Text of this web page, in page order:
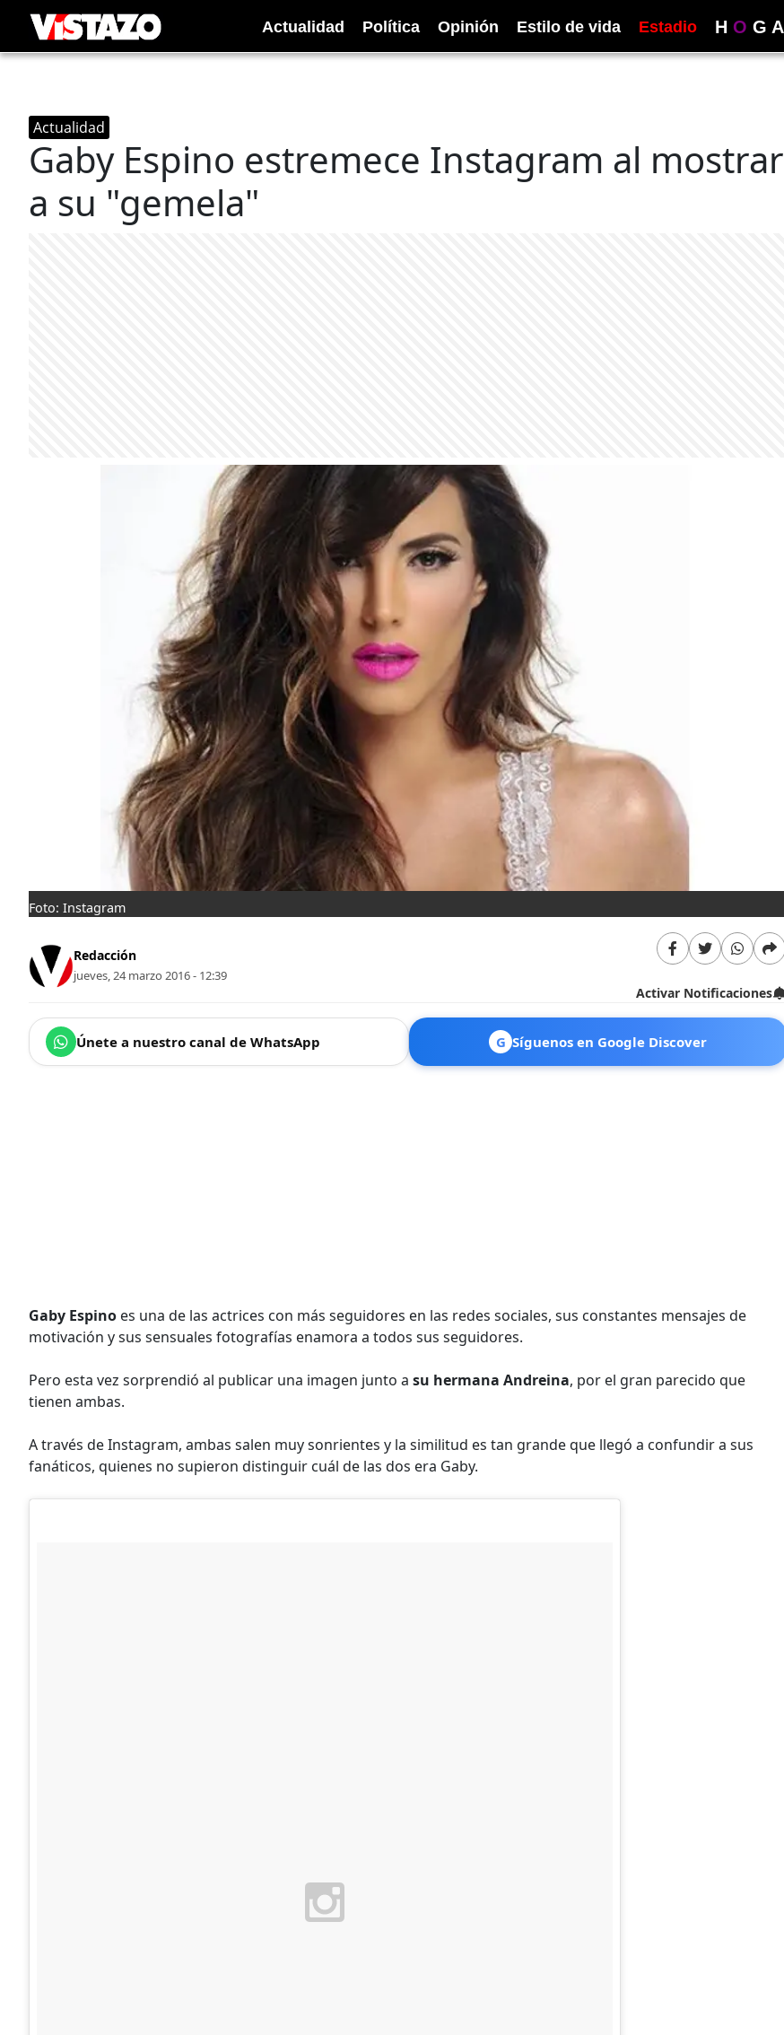
Actualidad Política Opinión Estilo de vida Estadio H O G A
Actualidad
Gaby Espino estremece Instagram al mostrar
a su "gemela"
Foto: Instagram
Redacción
jueves, 24 marzo 2016 - 12:39
Activar Notificaciones
Únete a nuestro canal de WhatsApp G Síguenos en Google Discover
Gaby Espino es una de las actrices con más seguidores en las redes sociales, sus constantes mensajes de
motivación y sus sensuales fotografías enamora a todos sus seguidores.
Pero esta vez sorprendió al publicar una imagen junto a su hermana Andreina, por el gran parecido que
tienen ambas.
A través de Instagram, ambas salen muy sonrientes y la similitud es tan grande que llegó a confundir a sus
fanáticos, quienes no supieron distinguir cuál de las dos era Gaby.